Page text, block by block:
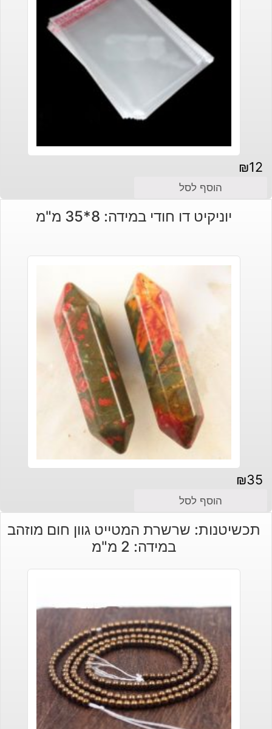
₪12
הוסף לסל
יוניקיט דו חודי במידה: 8*35 מ"מ
₪35
הוסף לסל
תכשיטנות: שרשרת המטייט גוון חום מוזהב
במידה: 2 מ"מ